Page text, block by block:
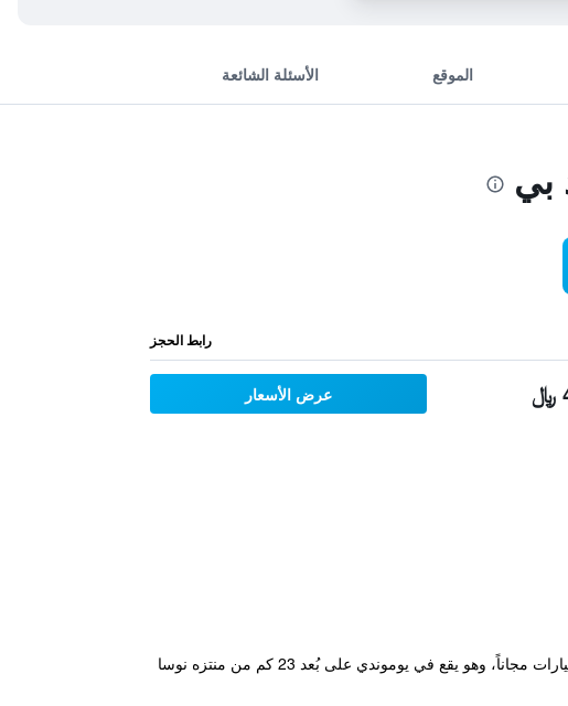
الموقع الأسئلة الشائعة
بي
رابط الحجز
عرض الأسعار
يوفر مكان إقامة "Gridley Homestead B&B" إطلالات على الجبل وخدمة واي فاي مجاني ومواقف خاصة للسيارات مجاناً، وهو يقع في يوموندي على بُعد 23 كم من منتزه نوسا